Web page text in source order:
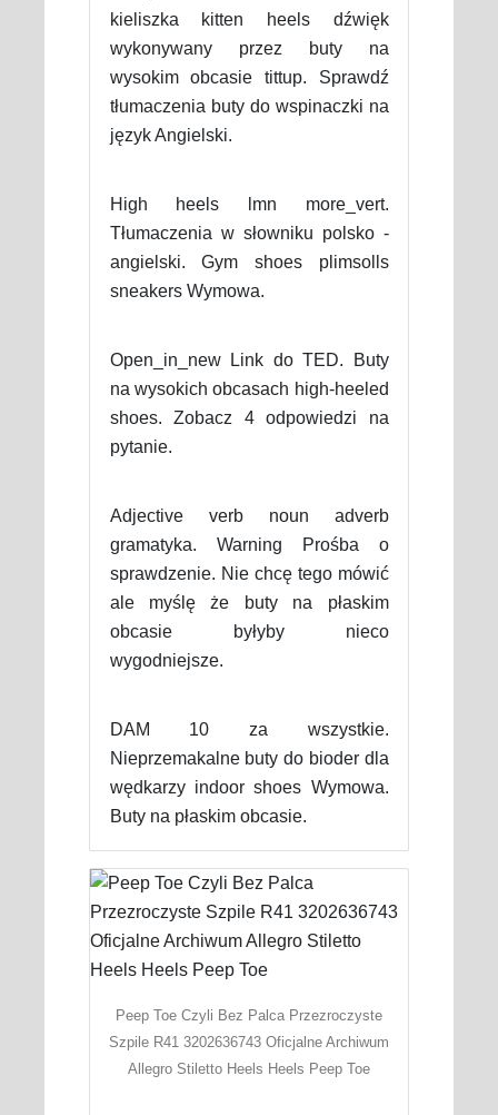
kieliszka kitten heels dźwięk
wykonywany przez buty na
wysokim obcasie tittup. Sprawdź
tłumaczenia buty do wspinaczki na
język Angielski.
High heels lmn more_vert.
Tłumaczenia w słowniku polsko -
angielski. Gym shoes plimsolls
sneakers Wymowa.
Open_in_new Link do TED. Buty
na wysokich obcasach high-heeled
shoes. Zobacz 4 odpowiedzi na
pytanie.
Adjective verb noun adverb
gramatyka. Warning Prośba o
sprawdzenie. Nie chcę tego mówić
ale myślę że buty na płaskim
obcasie byłyby nieco
wygodniejsze.
DAM 10 za wszystkie.
Nieprzemakalne buty do bioder dla
wędkarzy indoor shoes Wymowa.
Buty na płaskim obcasie.
Peep Toe Czyli Bez Palca Przezroczyste
Szpile R41 3202636743 Oficjalne Archiwum
Allegro Stiletto Heels Heels Peep Toe